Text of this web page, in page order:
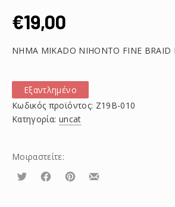
€19,00
ΝΗΜΑ MIKADO NIHONTO FINE BRAID
Εξαντλημένο
Κωδικός προϊόντος: Z19B-010
Κατηγορία: uncat
Μοιραστείτε:
Τουίτα ΜοιραστείτεΜοιραστείτεΜοιραστείτε